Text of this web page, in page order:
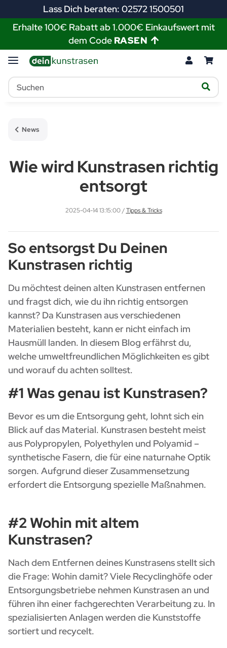
Lass Dich beraten: 02572 1500501
Erhalte 100€ Rabatt ab 1.000€ Einkaufswert mit
dem Code RASEN
News
Wie wird Kunstrasen richtig
entsorgt
2025-04-14 13:15:00 /Tipps & Tricks
So entsorgst Du Deinen
Kunstrasen richtig
Du möchtest deinen alten Kunstrasen entfernen
und fragst dich, wie du ihn richtig entsorgen
kannst? Da Kunstrasen aus verschiedenen
Materialien besteht, kann er nicht einfach im
Hausmüll landen. In diesem Blog erfährst du,
welche umweltfreundlichen Möglichkeiten es gibt
und worauf du achten solltest.
#1 Was genau ist Kunstrasen?
Bevor es um die Entsorgung geht, lohnt sich ein
Blick auf das Material. Kunstrasen besteht meist
aus Polypropylen, Polyethylen und Polyamid –
synthetische Fasern, die für eine naturnahe Optik
sorgen. Aufgrund dieser Zusammensetzung
erfordert die Entsorgung spezielle Maßnahmen.
#2 Wohin mit altem
Kunstrasen?
Nach dem Entfernen deines Kunstrasens stellt sich
die Frage: Wohin damit? Viele Recyclinghöfe oder
Entsorgungsbetriebe nehmen Kunstrasen an und
führen ihn einer fachgerechten Verarbeitung zu. In
spezialisierten Anlagen werden die Kunststoffe
sortiert und recycelt.